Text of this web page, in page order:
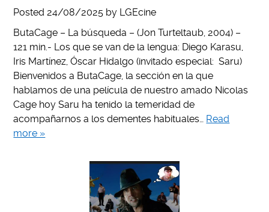
Posted 24/08/2025 by LGEcine
ButaCage – La búsqueda – (Jon Turteltaub, 2004) –
121 min.- Los que se van de la lengua: Diego Karasu,
Iris Martínez, Óscar Hidalgo (invitado especial: Saru)
Bienvenidos a ButaCage, la sección en la que
hablamos de una película de nuestro amado Nicolas
Cage hoy Saru ha tenido la temeridad de
acompañarnos a los dementes habituales… Read
more »